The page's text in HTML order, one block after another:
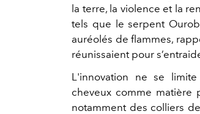
la terre, la violence et la
tels que le serpent
auréolés de flammes,
réunissaient pour
L'innovation ne se
cheveux comme matière
notamment des colliers